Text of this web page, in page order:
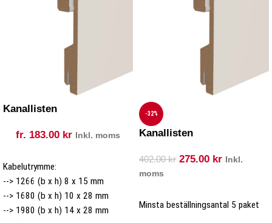
Kanallisten
fr. 183.00 kr Inkl. moms
Kabelutrymme:
--> 1266 (b x h) 8 x 15 mm
--> 1680 (b x h) 10 x 28 mm
--> 1980 (b x h) 14 x 28 mm
-32%
Kanallisten
402.00kr 275.00 kr
Inkl.
moms
Minsta beställningsantal 5 paket